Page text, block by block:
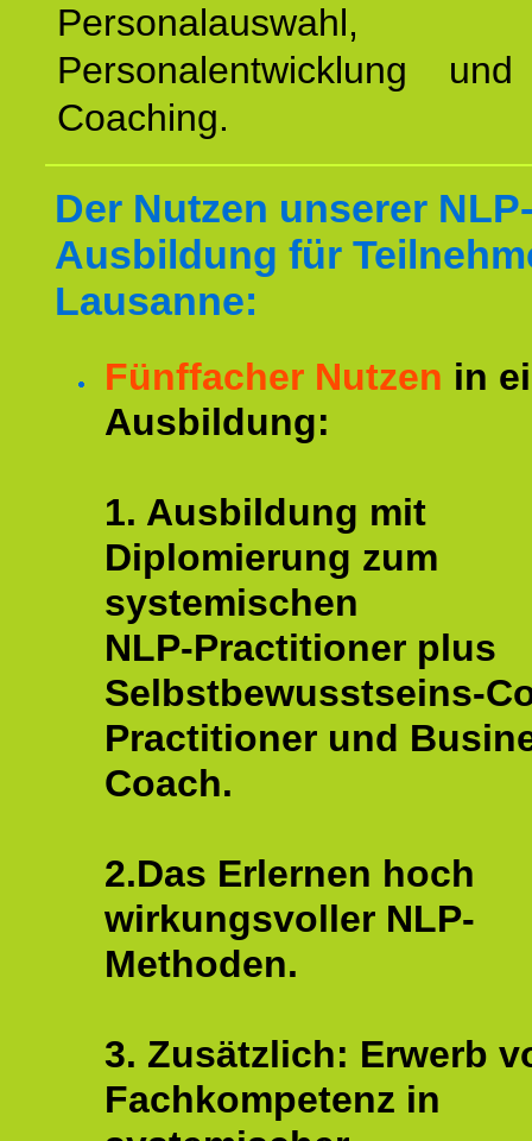
Personalauswahl,
Personalentwicklung
Coaching.
Der Nutzen unserer
Ausbildung für
Lausanne:
Fünffacher Nutzen in
Ausbildung:
1. Ausbildung mit
Diplomierung zum
systemischen
NLP-Practitioner plus
Selbstbewusstseins-
Practitioner und
Coach.
2.Das Erlernen hoch
wirkungsvoller NLP-
Methoden.
3. Zusätzlich: Erwerb
Fachkompetenz in